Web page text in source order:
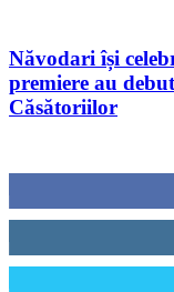
Năvodari își
premiere au
Căsătoriilor